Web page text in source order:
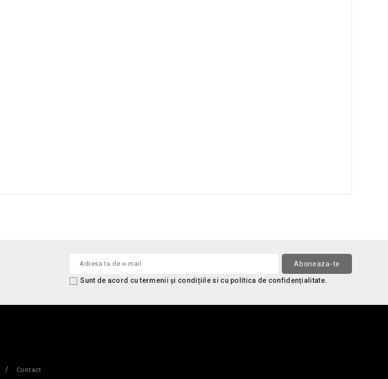
Sunt de acord cu termenii și condițiile si cu politica de confidențialitate.
Contact